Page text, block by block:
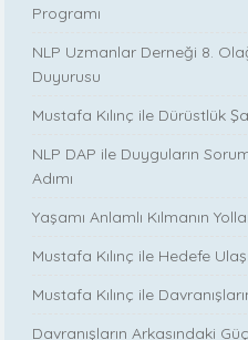
Programı
NLP Uzmanlar Derneği 8.
Duyurusu
Mustafa Kılınç ile Dürüstlük
NLP DAP ile Duyguların
Adımı
Yaşamı Anlamlı Kılmanın
Mustafa Kılınç ile Hedefe
Mustafa Kılınç ile
Davranışların Arkasındaki Güç